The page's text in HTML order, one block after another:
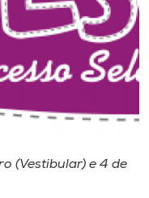
(Vestibular) e 4 de